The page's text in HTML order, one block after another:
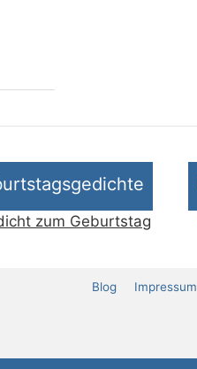
Blog Impressum